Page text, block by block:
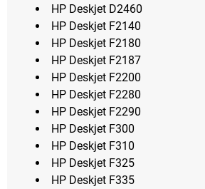
HP Deskjet D2460
HP Deskjet F2140
HP Deskjet F2180
HP Deskjet F2187
HP Deskjet F2200
HP Deskjet F2280
HP Deskjet F2290
HP Deskjet F300
HP Deskjet F310
HP Deskjet F325
HP Deskjet F335